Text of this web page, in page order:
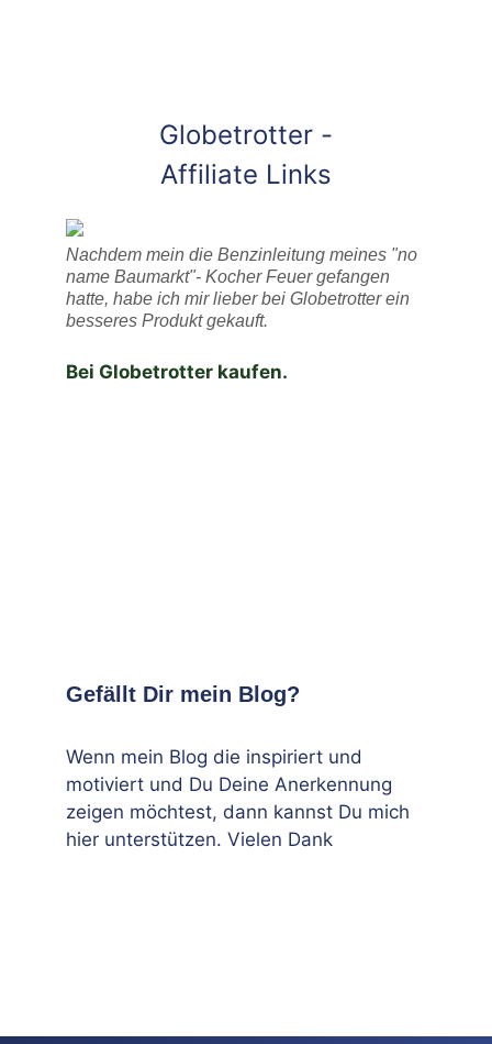
Globetrotter -
Affiliate Links
Nachdem mein die Benzinleitung meines "no
name Baumarkt"- Kocher Feuer gefangen
hatte, habe ich mir lieber bei Globetrotter ein
besseres Produkt gekauft.
Bei Globetrotter kaufen.
Gefällt Dir mein Blog?
Wenn mein Blog die inspiriert und
motiviert und Du Deine Anerkennung
zeigen möchtest, dann kannst Du mich
hier unterstützen. Vielen Dank